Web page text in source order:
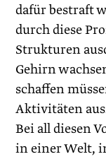
dafür bestraft
durch diese
Strukturen
Gehirn
schaffen
Aktivitäten
Bei all diesen
in einer Welt,